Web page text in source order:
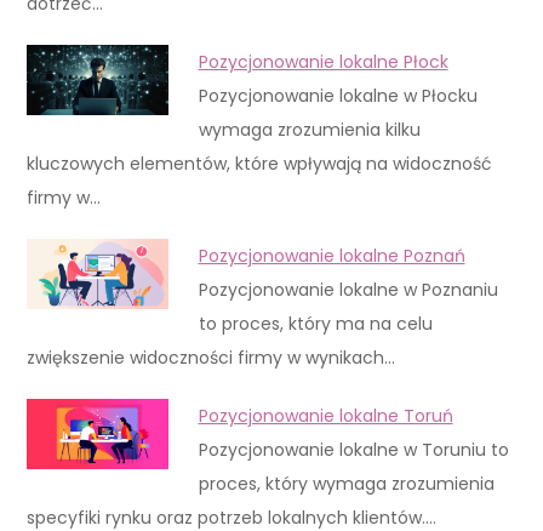
Pozycjonowanie lokalne Płock
Pozycjonowanie lokalne w Płocku
wymaga zrozumienia kilku
kluczowych elementów, które wpływają na widoczność
firmy w…
Pozycjonowanie lokalne Poznań
Pozycjonowanie lokalne w Poznaniu
to proces, który ma na celu
zwiększenie widoczności firmy w wynikach…
Pozycjonowanie lokalne Toruń
Pozycjonowanie lokalne w Toruniu to
proces, który wymaga zrozumienia
specyfiki rynku oraz potrzeb lokalnych klientów.…